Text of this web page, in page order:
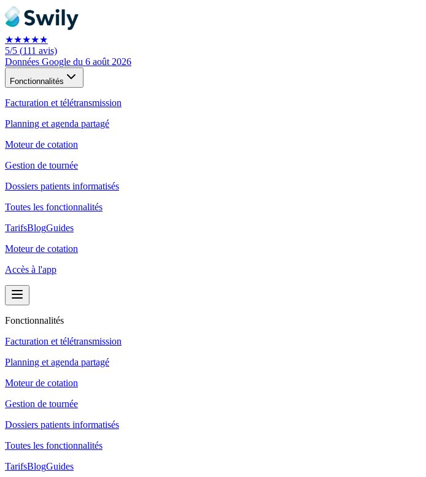
★★★★★
5/5 (111 avis)
Données Google du 6 août 2026
Fonctionnalités
Facturation et télétransmission
Planning et agenda partagé
Moteur de cotation
Gestion de tournée
Dossiers patients informatisés
Toutes les fonctionnalités
TarifsBlogGuides
Moteur de cotation
Accès à l'app
Fonctionnalités
Facturation et télétransmission
Planning et agenda partagé
Moteur de cotation
Gestion de tournée
Dossiers patients informatisés
Toutes les fonctionnalités
TarifsBlogGuides